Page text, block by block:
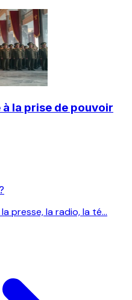
la prise de pouvoir
presse, la radio, la té...